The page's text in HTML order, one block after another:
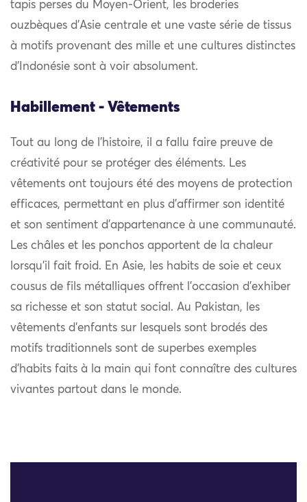
tapis perses du Moyen-Orient, les broderies
ouzbèques d’Asie centrale et une vaste série de tissus
à motifs provenant des mille et une cultures distinctes
d’Indonésie sont à voir absolument.
Habillement - Vêtements
Tout au long de l’histoire, il a fallu faire preuve de
créativité pour se protéger des éléments. Les
vêtements ont toujours été des moyens de protection
efficaces, permettant en plus d’affirmer son identité
et son sentiment d’appartenance à une communauté.
Les châles et les ponchos apportent de la chaleur
lorsqu’il fait froid. En Asie, les habits de soie et ceux
cousus de fils métalliques offrent l’occasion d’exhiber
sa richesse et son statut social. Au Pakistan, les
vêtements d’enfants sur lesquels sont brodés des
motifs traditionnels sont de superbes exemples
d’habits faits à la main qui font connaître des cultures
vivantes partout dans le monde.